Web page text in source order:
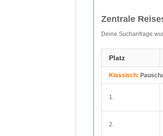
Zentrale
Deine Suchanfrage
Platz
Klassisch:
1.
2.